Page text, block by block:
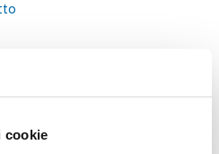
cookie